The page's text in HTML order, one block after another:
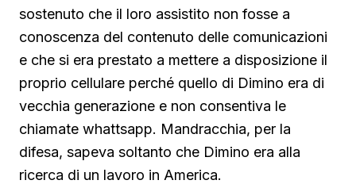
sostenuto che il loro assistito non fosse a
conoscenza del contenuto delle comunicazioni
e che si era prestato a mettere a disposizione il
proprio cellulare perché quello di Dimino era di
vecchia generazione e non consentiva le
chiamate whattsapp. Mandracchia, per la
difesa, sapeva soltanto che Dimino era alla
ricerca di un lavoro in America.